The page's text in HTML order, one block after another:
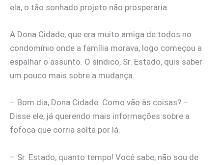
ela, o tão sonhado projeto não prosperaria.
A Dona Cidade, que era muito amiga de todos no
condomínio onde a família morava, logo começou a
espalhar o assunto. O síndico, Sr. Estado, quis saber
um pouco mais sobre a mudança.
– Bom dia, Dona Cidade. Como vão às coisas? –
Disse ele, já querendo mais informações sobre a
fofoca que corria solta por lá.
– Sr. Estado, quanto tempo! Você sabe, não sou de